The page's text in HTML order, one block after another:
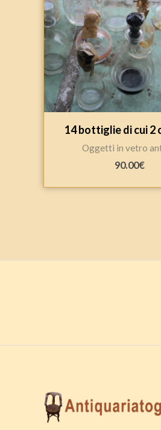
14 bottiglie di cui 2
Oggetti in vetro
90.00€